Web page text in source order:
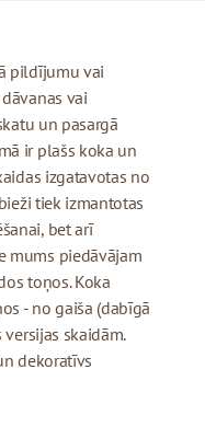
pildījumu vai
vai
un pasargā
ir plašs koka un
izgatavotas no
tiek izmantotas
bet arī
mums piedāvājam
toņos. Koka
- no gaiša (dabīgā
skaidām.
dekoratīvs